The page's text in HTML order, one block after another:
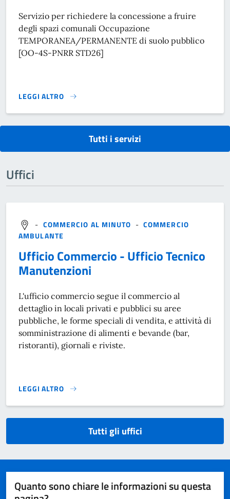
Servizio per richiedere la concessione a fruire
degli spazi comunali Occupazione
TEMPORANEA/PERMANENTE di suolo pubblico
[OO-4S-PNRR STD26]
LEGGI ALTRO
RICHIEDERE PERMESSO DI OCCUPAZIONE SUOLO
Tutti i servizi
Uffici
- COMMERCIO AL MINUTO - COMMERCIO
AMBULANTE
Ufficio Commercio - Ufficio Tecnico
Manutenzioni
L'ufficio commercio segue il commercio al
dettaglio in locali privati e pubblici su aree
pubbliche, le forme speciali di vendita, e attività di
somministrazione di alimenti e bevande (bar,
ristoranti), giornali e riviste.
LEGGI ALTRO
}
Tutti gli uffici
Quanto sono chiare le informazioni su questa